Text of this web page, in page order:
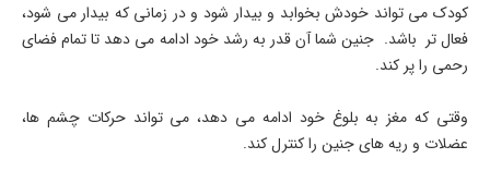
کودک می تواند خودش بخوابد و بیدار شود و در زمانی که بیدار می شود،
فعال تر باشد. جنین شما آن قدر به رشد خود ادامه می دهد تا تمام فضای
رحمی را پر کند.
وقتی که مغز به بلوغ خود ادامه می دهد، می تواند حرکات چشم ها،
عضلات و ریه های جنین را کنترل کند.